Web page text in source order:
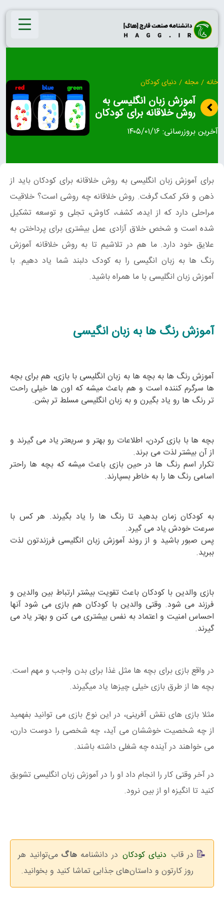
Skip
content
خانه / مجله / دنیای کودکان
آموزش زبان انگلیسی به
روش خلاقانه برای کودکان
آخرین بروزرسانی: ۱۴۰۵/۰۱/۱۶
برای آموزش زبان انگلیسی به روش خلاقانه برای کودکان باید از
ذهن و فکر کمک گرفت. روش خلاقانه چه روشی است؟ خلاقیت
مراحلی دارد که از ایده، کشف، کاوش، تجلی و توسعه تشکیل
شده است و شخص خلاق آزادی عمل بیشتری برای پرداختن به
علایق خود دارد. ما هم در تلاشیم تا به روش خلاقانه آموزش
رنگ ها به زبان انگیسی را به کودک دلبند شما یاد دهیم. با
آموزش زبان انگلیسی با ما همراه باشید.
آموزش رنگ ها به زبان انگیسی
آموزش رنگ ها به بچه ها به زبان انگلیسی با بازی، هم برای بچه
ها سرگرم کننده است و هم باعث میشه که اون ها خیلی راحت
تر رنگ ها رو یاد بگیرن و به زبان انگلیسی مسلط تر بشن.
بچه ها با بازی کردن، اطلاعات رو بهتر و سریعتر یاد می گیرند و
از آن بیشتر لذت می برند.
تکرار اسم رنگ ها در حین بازی باعث میشه که بچه ها راحتر
اسامی رنگ ها را به خاطر بسپارند.
به کودکان زمان بدهید تا رنگ ها را یاد بگیرند. هر کس با
سرعت خودش یاد می گیرد.
پس صبور باشید و از روند آموزش زبان انگلیسی فرزندتون لذت
ببرید.
بازی والدین با کودکان باعث تقویت بیشتر ارتباط بین والدین و
فرزند می شود. وقتی والدین با کودکان هم بازی می شود آنها
احساس امنیت و اعتماد به نفس بیشتری می کنن و بهتر یاد می
گیرند.
در واقع بازی برای بچه ها مثل غذا برای بدن واجب و مهم است.
بچه ها از طرق بازی خیلی چیزها یاد میگیرند.
مثلا بازی های نقش آفرینی، در این نوع بازی می توانید بفهمید
از چه شخصیت خوششان می آید، چه شخصی را دوست دارن،
می خواهند در آینده چه شغلی داشته باشند.
در آخر وقتی کار را انجام داد او را در آموزش زبان انگلیسی تشویق
کنید تا انگیزه او از بین نرود.
در قاب دنیای کودکان در دانشنامه هاگ می‌توانید هر
روز کارتون‌ و داستان‌های جذابی تماشا کنید و بخوانید.